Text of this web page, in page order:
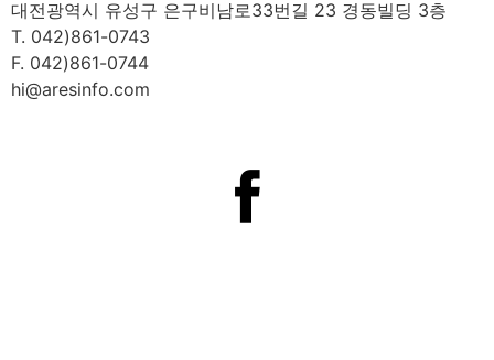
대전광역시 유성구 은구비남로33번길 23 경동빌딩 3층
T. 042)861-0743
F. 042)861-0744
hi@aresinfo.com